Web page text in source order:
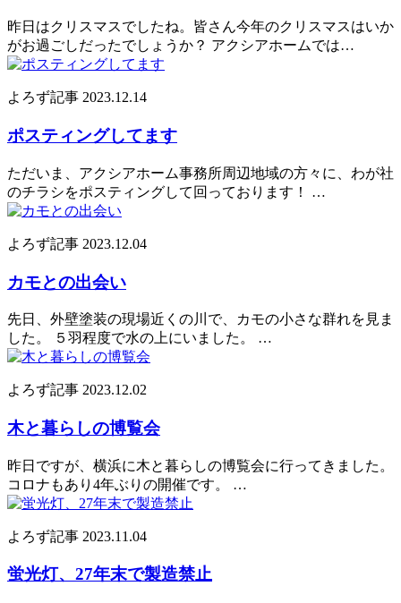
昨日はクリスマスでしたね。皆さん今年のクリスマスはいか
がお過ごしだったでしょうか？ アクシアホームでは…
よろず記事 2023.12.14
ポスティングしてます
ただいま、アクシアホーム事務所周辺地域の方々に、わが社
のチラシをポスティングして回っております！ …
よろず記事 2023.12.04
カモとの出会い
先日、外壁塗装の現場近くの川で、カモの小さな群れを見ま
した。 ５羽程度で水の上にいました。 …
よろず記事 2023.12.02
木と暮らしの博覧会
昨日ですが、横浜に木と暮らしの博覧会に行ってきました。
コロナもあり4年ぶりの開催です。 …
よろず記事 2023.11.04
蛍光灯、27年末で製造禁止